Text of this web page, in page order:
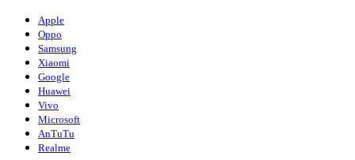
Apple
Oppo
Samsung
Xiaomi
Google
Huawei
Vivo
Microsoft
AnTuTu
Realme